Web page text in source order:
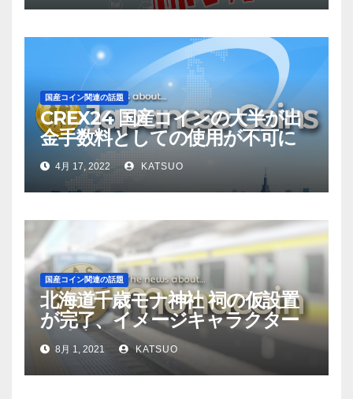
国産コイン関連の話題
CREX24 国産コインの大半が出
金手数料としての使用が不可に
4月 17, 2022 KATSUO
国産コイン関連の話題
北海道千歳モナ神社 祠の仮設置
が完了、イメージキャラクター
も決定
8月 1, 2021 KATSUO